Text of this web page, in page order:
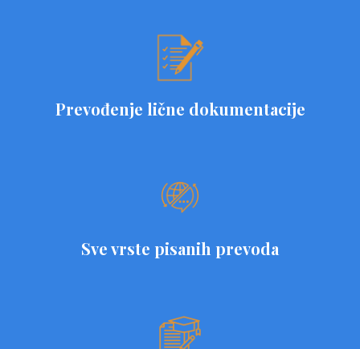
Prevođenje lične dokumentacije
Sve vrste pisanih prevoda